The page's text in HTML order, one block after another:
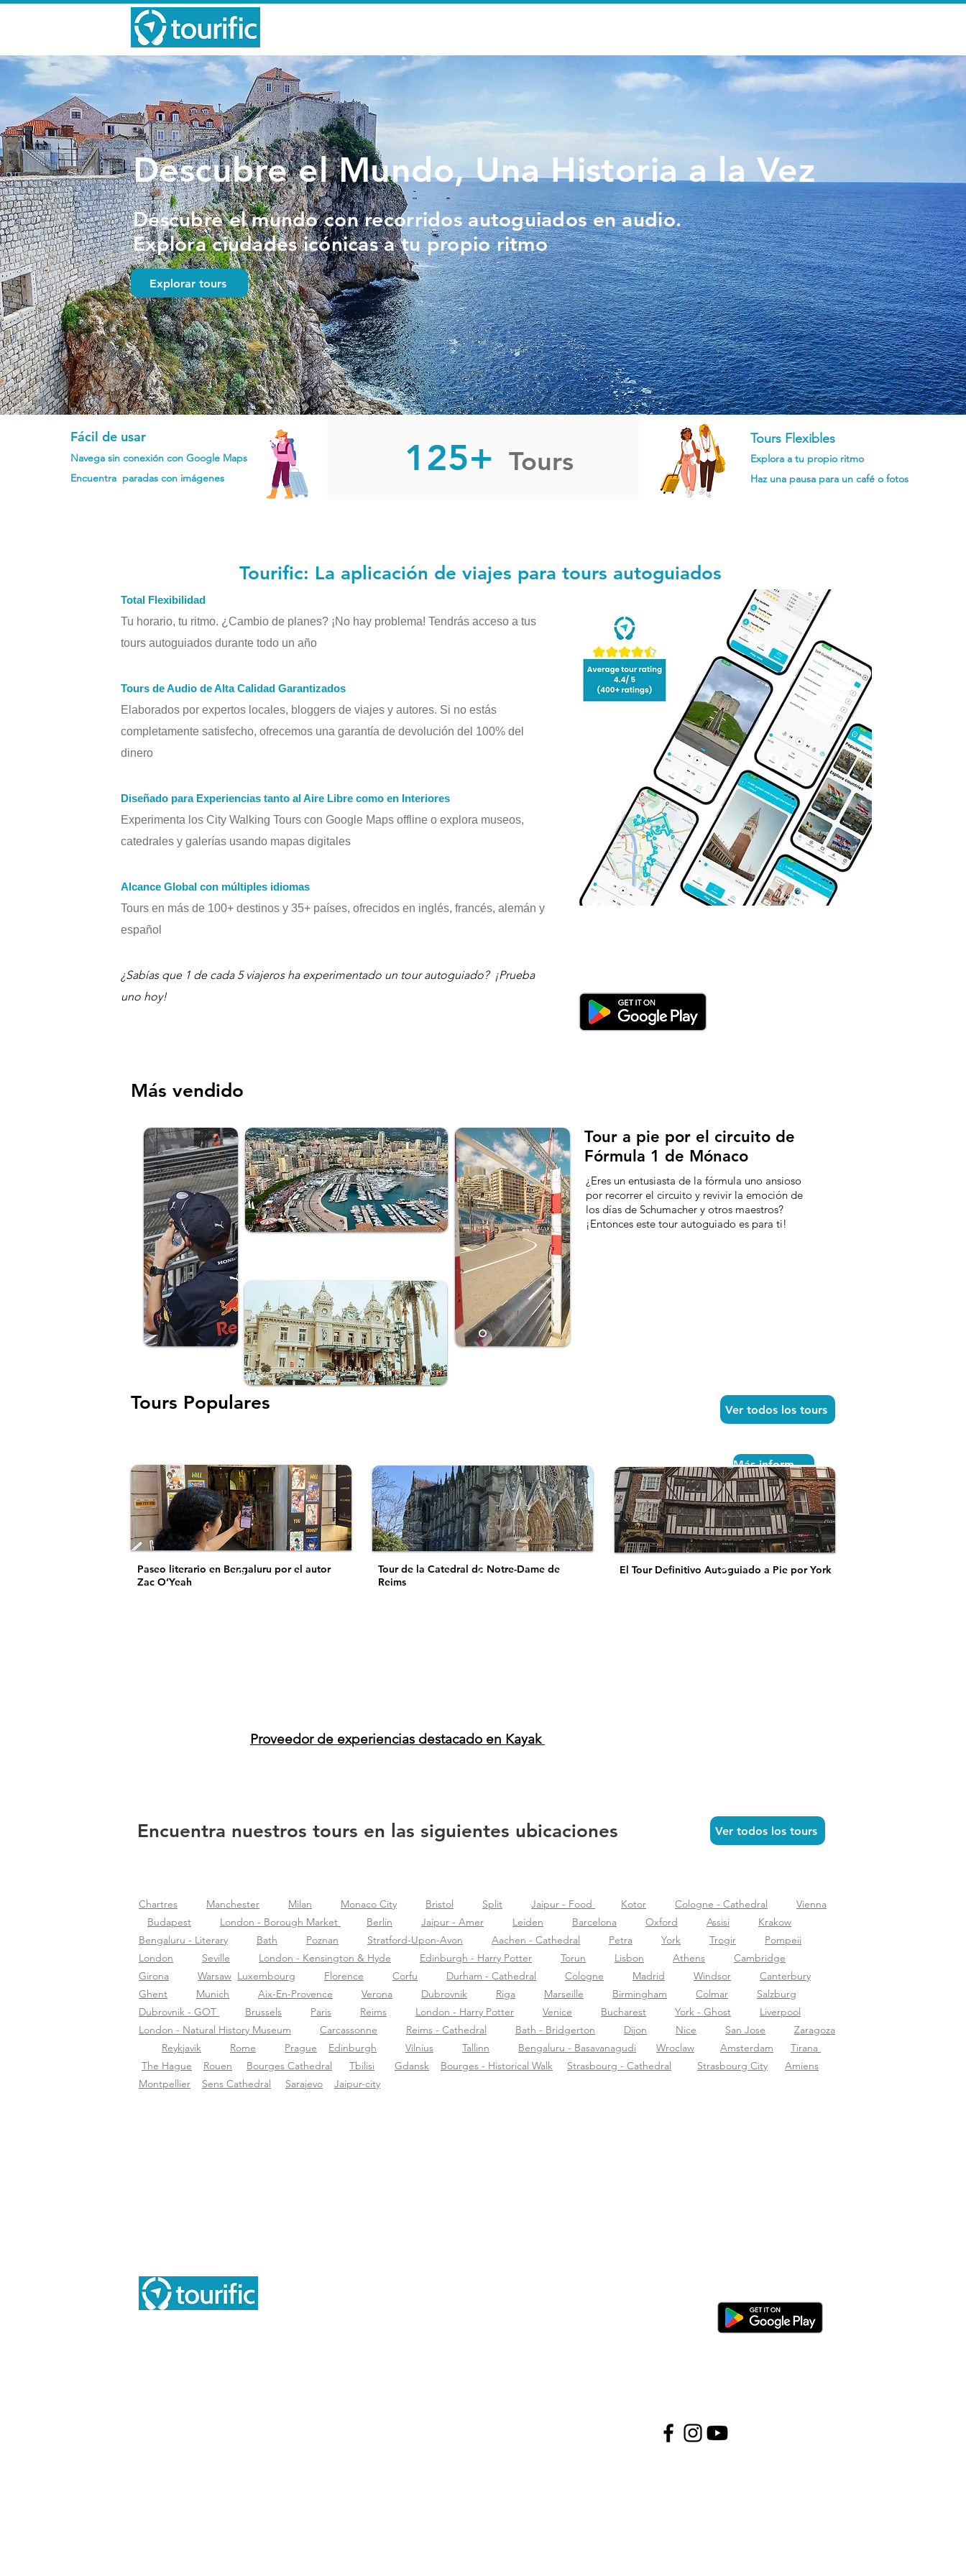
Descubre el Mundo, Una Historia a la Vez
Descubre el mundo con recorridos autoguiados en audio.
Explora ciudades icónicas a tu propio ritmo
Explorar tours
Fácil de usar
Navega sin conexión con Google Maps
Encuentra paradas con imágenes
125+ Tours
Tours Flexibles
Explora a tu propio ritmo
Haz una pausa para un café o fotos
Tourific: La aplicación de viajes para tours autoguiados
Total Flexibilidad
Tu horario, tu ritmo. ¿Cambio de planes? ¡No hay problema! Tendrás acceso a tus
tours autoguiados durante todo un año
Tours de Audio de Alta Calidad Garantizados
Elaborados por expertos locales, bloggers de viajes y autores. Si no estás
completamente satisfecho, ofrecemos una garantía de devolución del 100% del
dinero
Diseñado para Experiencias tanto al Aire Libre como en Interiores
Experimenta los City Walking Tours con Google Maps offline o explora museos,
catedrales y galerías usando mapas digitales
Alcance Global con múltiples idiomas
Tours en más de 100+ destinos y 35+ países, ofrecidos en inglés, francés, alemán y
español
¿Sabías que 1 de cada 5 viajeros ha experimentado un tour autoguiado? ¡Prueba
uno hoy!
Más vendido
Tour a pie por el circuito de
Fórmula 1 de Mónaco
¿Eres un entusiasta de la fórmula uno ansioso
por recorrer el circuito y revivir la emoción de
los días de Schumacher y otros maestros?
¡Entonces este tour autoguiado es para ti!
Más información
Tours Populares
Paseo literario en Bengaluru por el autor
Zac O’Yeah
Tour de la Catedral de Notre-Dame de
Reims
Ver todos los tours
El Tour Definitivo Autoguiado a Pie por York
Proveedor de experiencias destacado en Kayak
Encuentra nuestros tours en las siguientes ubicaciones Ver todos los tours
Chartres Manchester Milan Monaco City Bristol Split Jaipur - Food Kotor Cologne - Cathedral
Vienna
Budapest
London - Borough Market Berlin Jaipur - Amer Leiden Barcelona Oxford Assisi
Krakow
Bengaluru - Literary
Bath Poznan Stratford-Upon-Avon Aachen - Cathedral Petra York Trogir
Pompeii
London
Seville London - Kensington & Hyde Edinburgh - Harry Potter Torun Lisbon Athens
Cambridge
Girona
Warsaw Luxembourg Florence Corfu Durham - Cathedral Cologne Madrid Windsor
Canterbury
Ghent
Munich Aix-En-Provence Verona Dubrovnik Riga Marseille Birmingham Colmar
Salzburg
Dubrovnik - GOT
Brussels Paris Reims London - Harry Potter Venice Bucharest York - Ghost
Liverpool
London - Natural History Museum
Carcassonne Reims - Cathedral Bath - Bridgerton Dijon Nice San Jose
Zaragoza
Reykjavik
Rome Prague Edinburgh Vilnius Tallinn Bengaluru - Basavanagudi Wroclaw Amsterdam
Tirana
The Hague
Rouen Bourges Cathedral Tbilisi Gdansk Bourges - Historical Walk Strasbourg - Cathedral Strasbourg City
Amiens
Montpellier
Sens Cathedral Sarajevo Jaipur-city